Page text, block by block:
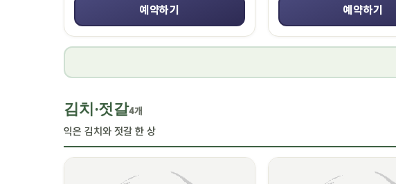
예약하기 예약하기
김치·젓갈4개
익은 김치와 젓갈 한 상